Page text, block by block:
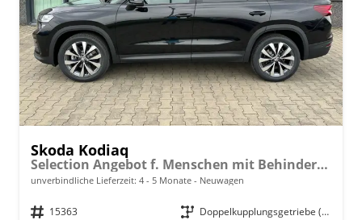
Skoda Kodiaq
Selection Angebot f. Menschen mit Behinderung 100%! 2.0 TDI 193PS DSG 4x4, 17" Alu, Parksensoren v/h, Rückfahrkamera, 3-Zonen-Climatronic, SunSet, Sitzheizung, Side Assist, Fernlicht-Assist, Tempomat, Infotainment 10" + Smartlink, Virtual Cockpit, M-L
unverbindliche Lieferzeit: 4 - 5 Monate Neuwagen
Fahrzeugnr. 15363 Getriebe
Doppelkupplungsgetriebe (DSG)